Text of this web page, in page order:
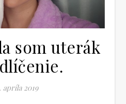
som uterák
apríla 2019